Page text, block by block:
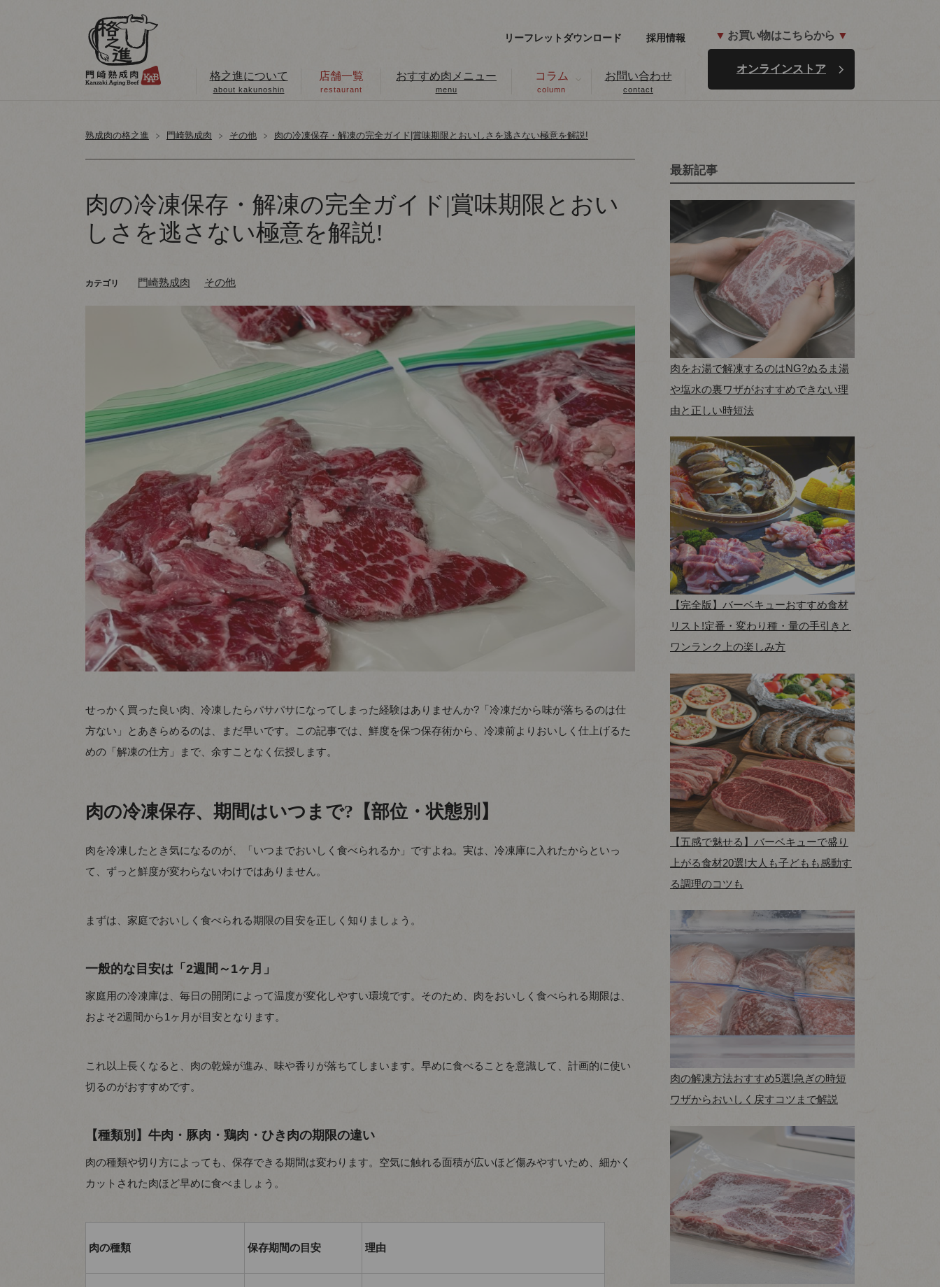
リーフレットダウンロード 採用情報
格之進について
about kakunoshin
店舗一覧
restaurant
おすすめ肉メニュー
menu
コラム
column
お問い合わせ
contact
▼ お買い物はこちらから ▼
オンラインストア
熟成肉の格之進 門崎熟成肉 その他 肉の冷凍保存・解凍の完全ガイド|賞味期限とおいしさを逃さない極意を解説!
肉の冷凍保存・解凍の完全ガイド|賞味期限とおい
しさを逃さない極意を解説!
カテゴリ 門崎熟成肉 その他
せっかく買った良い肉、冷凍したらパサパサになってしまった経験はありませんか?「冷凍だから味が落ちるのは仕
方ない」とあきらめるのは、まだ早いです。この記事では、鮮度を保つ保存術から、冷凍前よりおいしく仕上げるた
めの「解凍の仕方」まで、余すことなく伝授します。
肉の冷凍保存、期間はいつまで?【部位・状態別】
肉を冷凍したとき気になるのが、「いつまでおいしく食べられるか」ですよね。実は、冷凍庫に入れたからといっ
て、ずっと鮮度が変わらないわけではありません。
まずは、家庭でおいしく食べられる期限の目安を正しく知りましょう。
一般的な目安は「2週間～1ヶ月」
家庭用の冷凍庫は、毎日の開閉によって温度が変化しやすい環境です。そのため、肉をおいしく食べられる期限は、
およそ2週間から1ヶ月が目安となります。
これ以上長くなると、肉の乾燥が進み、味や香りが落ちてしまいます。早めに食べることを意識して、計画的に使い
切るのがおすすめです。
【種類別】牛肉・豚肉・鶏肉・ひき肉の期限の違い
肉の種類や切り方によっても、保存できる期間は変わります。空気に触れる面積が広いほど傷みやすいため、細かく
カットされた肉ほど早めに食べましょう。
肉の種類 保存期間の目安 理由
最新記事
肉をお湯で解凍するのはNG?ぬるま湯
や塩水の裏ワザがおすすめできない理
由と正しい時短法
【完全版】バーベキューおすすめ食材
リスト!定番・変わり種・量の手引きと
ワンランク上の楽しみ方
【五感で魅せる】バーベキューで盛り
上がる食材20選!大人も子どもも感動す
る調理のコツも
肉の解凍方法おすすめ5選!急ぎの時短
ワザからおいしく戻すコツまで解説